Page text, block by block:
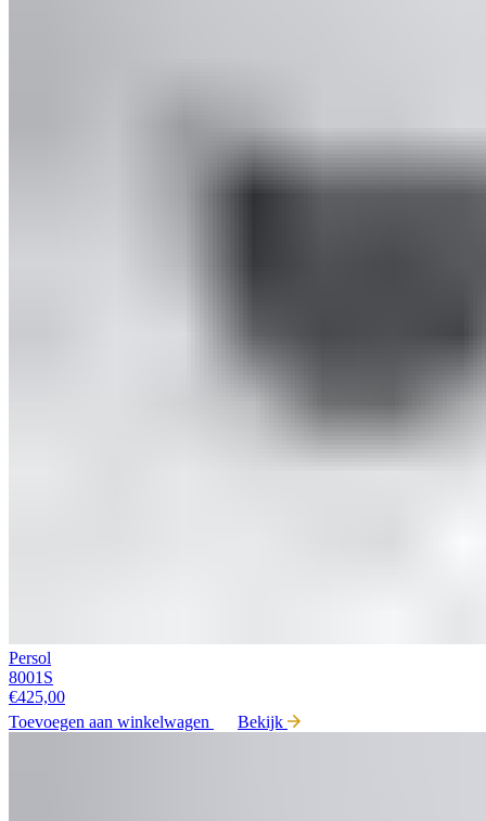
Persol
8001S
€425,00
Toevoegen aan winkelwagen
Bekijk